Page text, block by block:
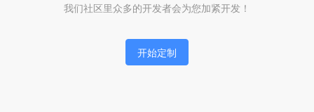
我们社区里众多的开发者会为您加紧开发！
开始定制